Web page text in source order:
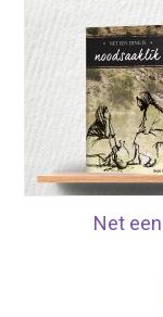
Net